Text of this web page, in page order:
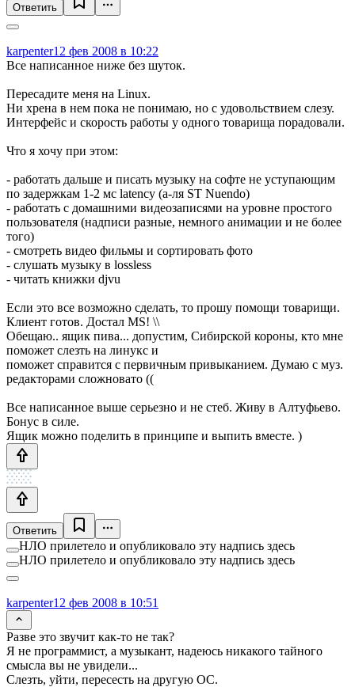
Ответить
karpenter12 фев 2008 в 10:22
Все написанное ниже без шуток.
Пересадите меня на Linux.
Ни хрена в нем пока не понимаю, но с удовольствием слезу.
Интерфейс и скорость работы у одного товарища порадовали.
Что я хочу при этом:
- работать дальше и писать музыку на софте не уступающим
по задержкам 1-2 мс latency (а-ля ST Nuendo)
- работать с домашними видеозаписями на уровне простого
пользователя (надписи разные, немного анимации и не более
того)
- смотреть видео фильмы и сортировать фото
- слушать музыку в lossless
- читать книжки djvu
Если это все возможно сделать, то прошу помощи товарищи.
Клиент готов. Достал MS! \\
Обещаю.. ящик пива... допустим, Сибирской короны, кто мне
поможет слезть на линукс и
поможет справится с первичным привыканием. Думаю с муз.
редакторами сложновато ((
Все написанное выше серьезно и не стеб. Живу в Алтуфьево.
Бонус в силе.
Ящик можно поделить в принципе и выпить вместе. )
Ответить
НЛО прилетело и опубликовало эту надпись здесь
НЛО прилетело и опубликовало эту надпись здесь
karpenter12 фев 2008 в 10:51
Разве это звучит как-то не так?
Я не программист, а музыкант, надеюсь никакого тайного
смысла вы не увидели...
Слезть, уйти, пересесть на другую ОС.